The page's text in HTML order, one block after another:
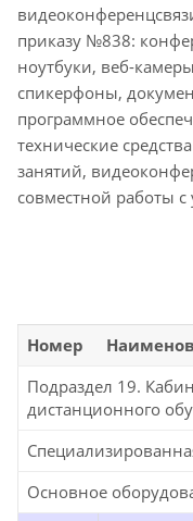
приказу №838:
ноутбуки, веб-
спикерфоны,
программное
технические
занятий,
совместной работы
Номер
Подраздел 19.
дистанционного
Основное